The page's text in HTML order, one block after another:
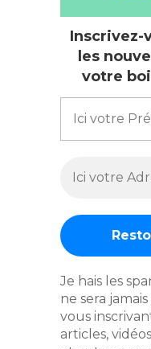
Inscrivez-
les
votre
Je hais les
ne sera
vous
articles,